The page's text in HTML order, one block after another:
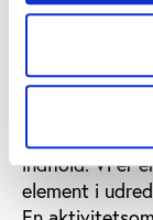
den enkelte
fra
”Vi er og har
dialog med
indhold. Vi er
element i